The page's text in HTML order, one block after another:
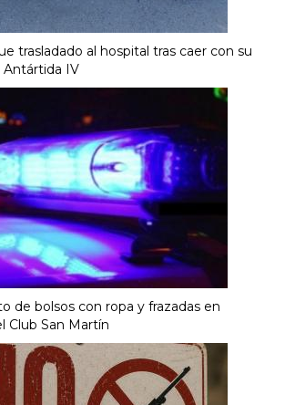
trasladado al hospital tras caer con su
IV
de bolsos con ropa y frazadas en
Club San Martín